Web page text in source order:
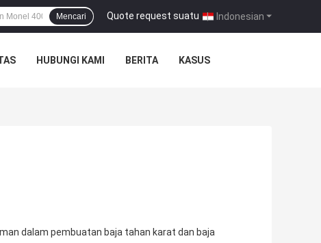
Indonesian
Quote request suatu |
Mencari
HUBUNGI KAMI BERITA KASUS
dalam pembuatan baja tahan karat dan baja